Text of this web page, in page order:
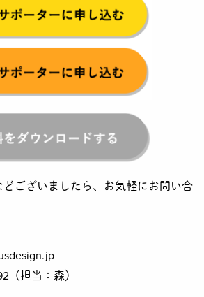
ございましたら、お気軽にお問い合
（担当：森）